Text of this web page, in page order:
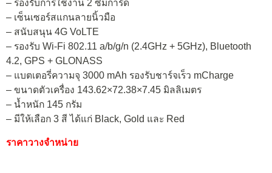
– รองรับการใช้งาน 2 ซิมการ์ด
– เซ็นเซอร์สแกนลายนิ้วมือ
– สนับสนุน 4G VoLTE
– รองรับ Wi-Fi 802.11 a/b/g/n (2.4GHz + 5GHz), Bluetooth
4.2, GPS + GLONASS
– แบตเตอรี่ความจุ 3000 mAh รองรับชาร์จเร็ว mCharge
– ขนาดตัวเครื่อง 143.62×72.38×7.45 มิลลิเมตร
– น้ำหนัก 145 กรัม
– มีให้เลือก 3 สี ได้แก่ Black, Gold และ Red
ราคาวางจำหน่าย